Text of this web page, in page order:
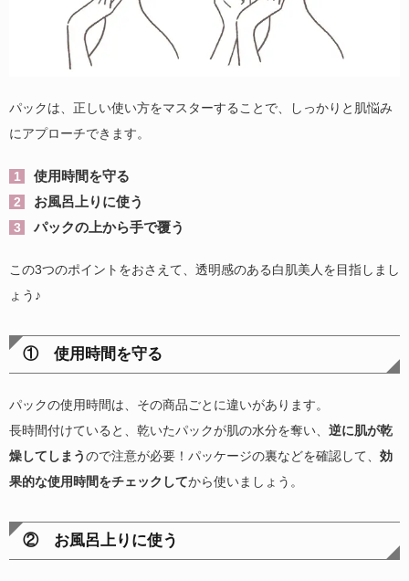
パックは、正しい使い方をマスターすることで、しっかりと肌悩み
にアプローチできます。
使用時間を守る
お風呂上りに使う
パックの上から手で覆う
この3つのポイントをおさえて、透明感のある白肌美人を目指しまし
ょう♪
① 使用時間を守る
パックの使用時間は、その商品ごとに違いがあります。
長時間付けていると、乾いたパックが肌の水分を奪い、 逆に肌が乾
燥してしまうので注意が必要！パッケージの裏などを確認して、 効
果的な使用時間をチェックしてから使いましょう。
② お風呂上りに使う